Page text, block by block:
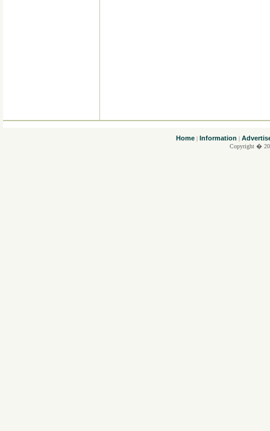
Home| Information |
Copyright �